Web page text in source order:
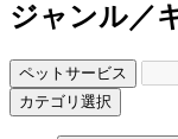
ジャンル／
ペットサービス
カテゴリ選択